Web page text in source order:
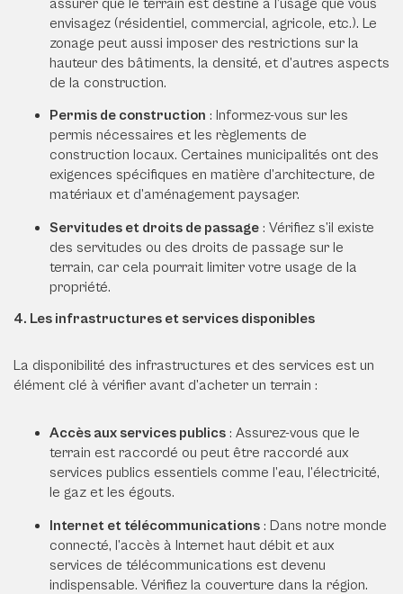
assurer que le terrain est destiné à l’usage que vous
envisagez (résidentiel, commercial, agricole, etc.). Le
zonage peut aussi imposer des restrictions sur la
hauteur des bâtiments, la densité, et d’autres aspects
de la construction.
Permis de construction : Informez-vous sur les
permis nécessaires et les règlements de
construction locaux. Certaines municipalités ont des
exigences spécifiques en matière d’architecture, de
matériaux et d’aménagement paysager.
Servitudes et droits de passage : Vérifiez s’il existe
des servitudes ou des droits de passage sur le
terrain, car cela pourrait limiter votre usage de la
propriété.
4. Les infrastructures et services disponibles
La disponibilité des infrastructures et des services est un
élément clé à vérifier avant d’acheter un terrain :
Accès aux services publics : Assurez-vous que le
terrain est raccordé ou peut être raccordé aux
services publics essentiels comme l’eau, l’électricité,
le gaz et les égouts.
Internet et télécommunications : Dans notre monde
connecté, l’accès à Internet haut débit et aux
services de télécommunications est devenu
indispensable. Vérifiez la couverture dans la région.